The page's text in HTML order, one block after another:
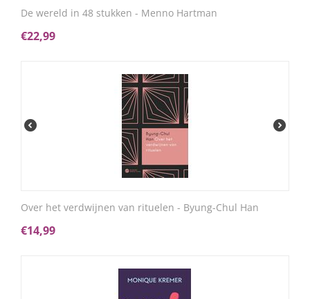
De wereld in 48 stukken - Menno Hartman
€22,99
Over het verdwijnen van rituelen - Byung-Chul Han
€14,99